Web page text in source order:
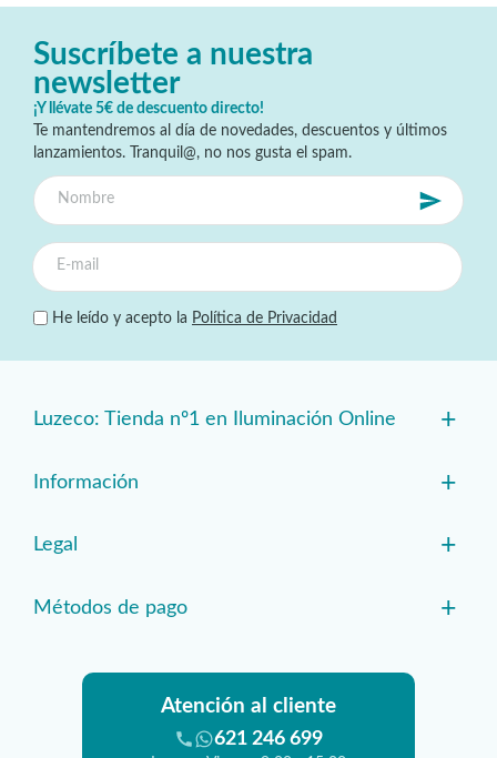
Suscríbete a nuestra
newsletter
¡Y llévate 5€ de descuento directo!
Te mantendremos al día de novedades, descuentos y últimos
lanzamientos. Tranquil@, no nos gusta el spam.
He leído y acepto la Política de Privacidad
Luzeco: Tienda nº1 en Iluminación Online +
Información +
Legal +
Métodos de pago +
Atención al cliente
621 246 699